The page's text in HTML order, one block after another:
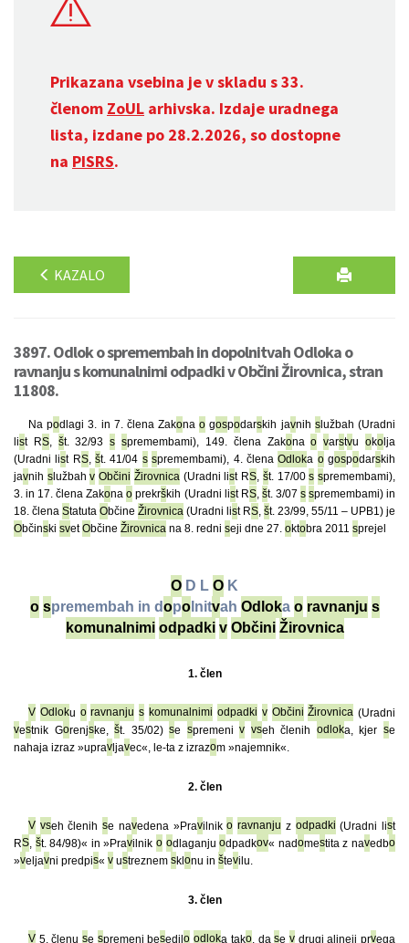
Prikazana vsebina je v skladu s 33.
členom ZoUL arhivska. Izdaje uradnega
lista, izdane po 28.2.2026, so dostopne
na PISRS.
KAZALO
3897. Odlok o spremembah in dopolnitvah Odloka o
ravnanju s komunalnimi odpadki v Občini Žirovnica, stran
11808.
Na podlagi 3. in 7. člena Zakonao gospodarskih javnih službah (Uradni
list RS, št. 32/93s spremembami), 149. člena Zakonao varstvuoko lja
(Uradni list RS,št. 41/04 s spremembami), 4. členaOdloka ogospodarskih
javnih službahv Občini Žirovnica(Uradni list RS, št. 17/00s spremembami),
3. in 17. člena Zakonao prekrških (Uradni list RS, št. 3/07 s spremembami) in
18. člena Statuta Občine Žirovnica (Uradni list RS, št. 23/99, 55/11 – UPB1) je
Občinski svetObčine Žirovnica na 8. redni seji dne 27. oktobra 2011 sprejel
O D L O K
o spremembah in dopolnitvah Odloka o ravnanju s
komunalnimi odpadki v Občini Žirovnica
1. člen
V Odloku o ravnanju s komunalnimi odpadki v Občini Žirovnica (Uradni
vestnik Gorenjske,št. 35/02)se spremeniv vseh členih odloka, kjerse
nahaja izraz »upravljavec«, le-ta z izrazom »najemnik«.
2. člen
V vseh členihse navedena »Pravilniko ravnanju z odpadki (Uradni list
RS št. 84/98)« in »Pravilniko odlaganjuodpadkov« nadomestita z navedbo
»veljavni predpis« v ustreznem sklonu in številu.
3. člen
V 5. členuse spremeni besedilo odloka tako, dase vdrugi alineji prvega